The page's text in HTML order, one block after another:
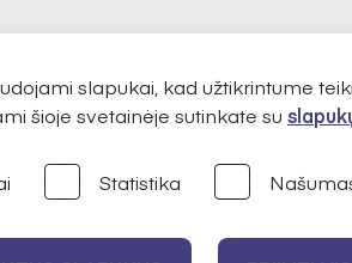
slapukai, kad užtikrintume
šioje svetainėje sutinkate su
Statistika